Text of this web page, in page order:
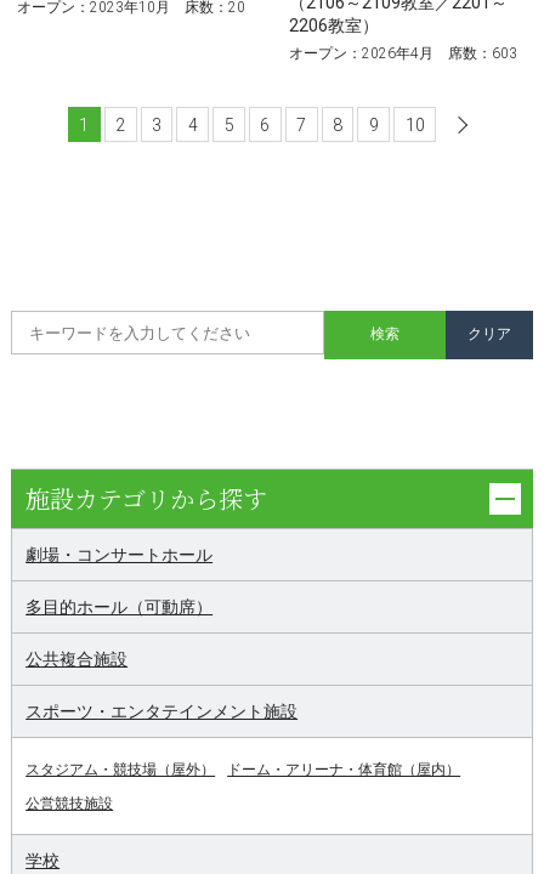
オープン：2023年10月 床数：20
2206教室）
オープン：2026年4月 席数：603
1 2 3 4 5 6 7 8 9 10
施設カテゴリから探す
劇場・コンサートホール
多目的ホール（可動席）
公共複合施設
スポーツ・エンタテインメント施設
スタジアム・競技場（屋外）
ドーム・アリーナ・体育館（屋内）
公営競技施設
学校